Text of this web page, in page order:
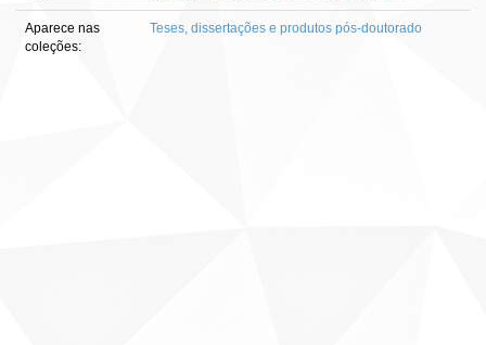
Aparece nas
coleções:
Teses, dissertações e produtos pós-doutorado